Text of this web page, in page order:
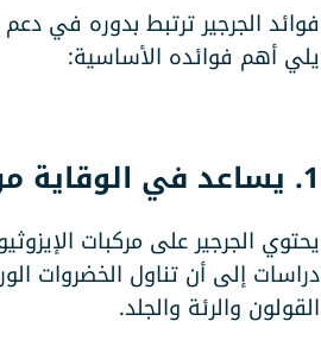
فوائد الجرجير ترتبط بدوره في
يلي أهم فوائده الأساسية:
1. يساعد في الوقاية من السرطان:
يحتوي الجرجير على مركبات
دراسات إلى أن تناول الخضروات
القولون والرئة والجلد.